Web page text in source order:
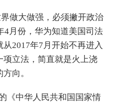
做大做强，必须撇开政治
4月份，华为知道美国司法
2017年7月开始不再进入
立法，简直就是火上浇
向。
《中华人民共和国国家情